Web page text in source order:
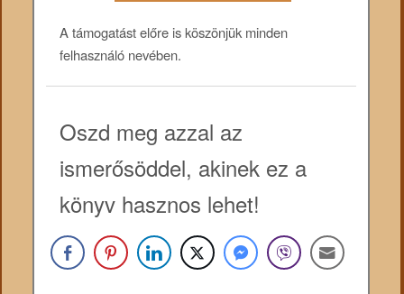
A támogatást előre is köszönjük minden
felhasználó nevében.
Oszd meg azzal az
ismerősöddel, akinek ez a
könyv hasznos lehet!